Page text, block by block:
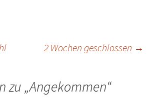
2 Wochen geschlossen →
zu „Angekommen“